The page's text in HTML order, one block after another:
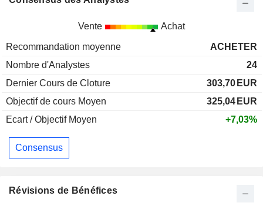
Vente Achat
Recommandation moyenne
ACHETER
Nombre d'Analystes
24
Dernier Cours de Cloture
303,70 EUR
Objectif de cours Moyen
325,04 EUR
Ecart / Objectif Moyen
+7,03%
Consensus
Révisions de Bénéfices